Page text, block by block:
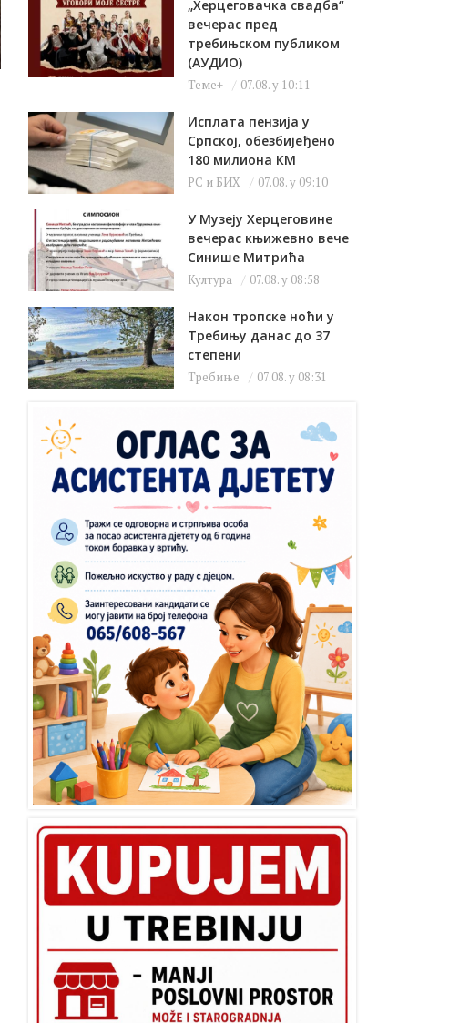
„Херцеговачка свадба“
вечерас пред
требињском публиком
(АУДИО)
Теме+ 07.08. у 10:11
Исплата пензија у
Српској, обезбијеђено
180 милиона КМ
РС и БИХ 07.08. у 09:10
У Музеју Херцеговине
вечерас књижевно вече
Синише Митрића
Култура 07.08. у 08:58
Након тропске ноћи у
Требињу данас до 37
степени
Требиње 07.08. у 08:31